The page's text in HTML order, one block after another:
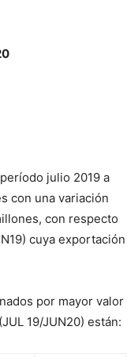
julio 2019 a
con una variación
con respecto
cuya exportación
por mayor valor
19/JUN20) están: